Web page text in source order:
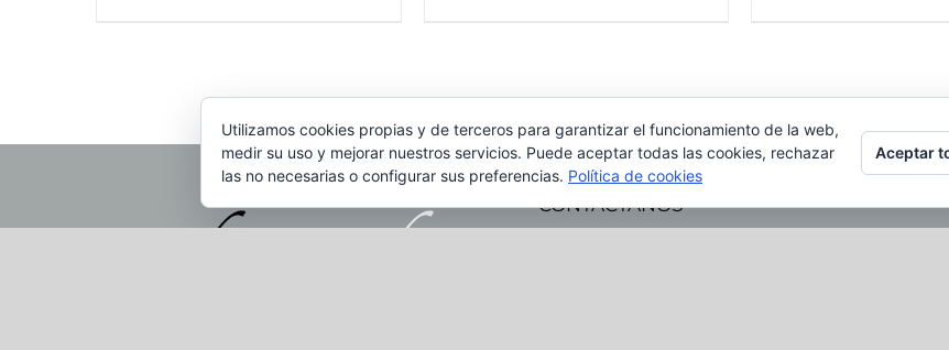
CONTÁCTANOS
Utilizamos cookies propias y de terceros para garantizar el funcionamiento de la web,
medir su uso y mejorar nuestros servicios. Puede aceptar todas las cookies, rechazar
las no necesarias o configurar sus preferencias. Política de cookies
Aceptar